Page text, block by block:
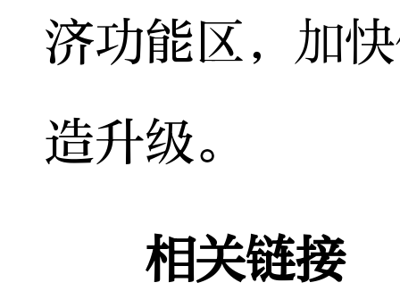
济功能区，加
造升级。
相关链接